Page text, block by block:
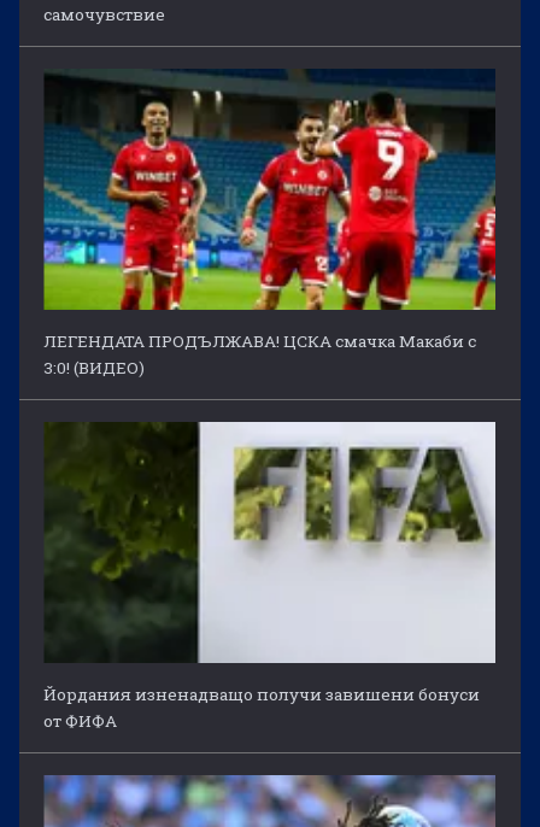
самочувствие
ЛЕГЕНДАТА ПРОДЪЛЖАВА! ЦСКА смачка Макаби с
3:0! (ВИДЕО)
Йордания изненадващо получи завишени бонуси
от ФИФА